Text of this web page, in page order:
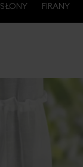
FIRANY